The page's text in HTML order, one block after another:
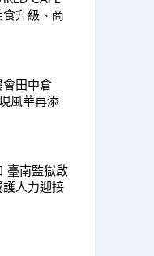
升級、商
田中倉
風華再添
臺南監獄啟
人力迎接